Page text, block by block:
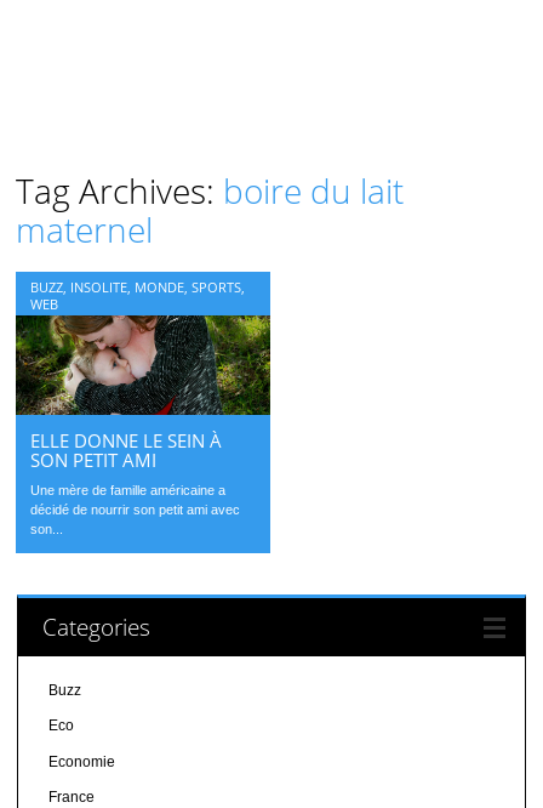
Tag Archives: boire du lait
maternel
BUZZ INSOLITE MONDE ,SPORTS
WEB
ELLE DONNE LE SEIN À
SON PETIT AMI
Une mère de famille américaine a
décidé de nourrir son petit ami avec
son...
Categories
Buzz
Eco
Economie
France